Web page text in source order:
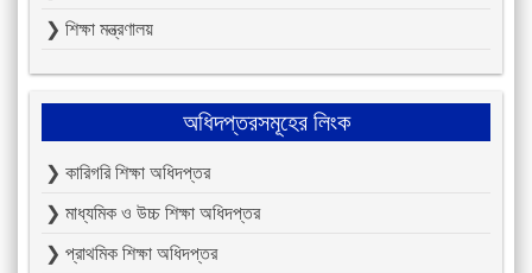
❯ শিক্ষা মন্ত্রণালয়
অধিদপ্তরসমূহের লিংক
❯ কারিগরি শিক্ষা অধিদপ্তর
❯ মাধ্যমিক ও উচ্চ শিক্ষা অধিদপ্তর
❯ প্রাথমিক শিক্ষা অধিদপ্তর